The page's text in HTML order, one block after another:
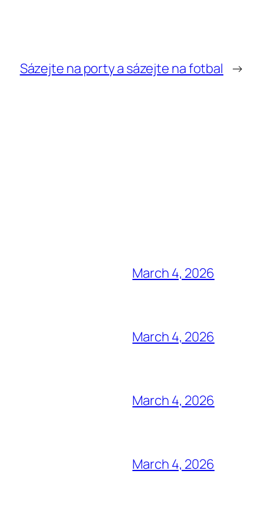
Sázejte na porty a sázejte na fotbal →
March 4, 2026
March 4, 2026
March 4, 2026
March 4, 2026